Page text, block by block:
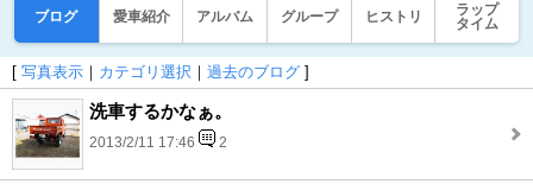
ブログ 愛車紹介 アルバム グループ ヒストリ
ラップ
タイム
[ 写真表示 ｜ カテゴリ選択 ｜ 過去のブログ ]
洗車するかなぁ。
2013/2/11 17:46 2